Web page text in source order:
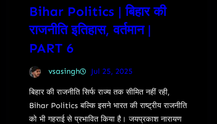
Bihar Politics | बिहार की
राजनीति इतिहास, वर्तमान |
PART 6
vsasingh Jul 25, 2025
बिहार की राजनीति सिर्फ राज्य तक सीमित नहीं रही,
Bihar Politics बल्कि इसने भारत की राष्ट्रीय राजनीति
को भी गहराई से प्रभावित किया है। जयप्रकाश नारायण